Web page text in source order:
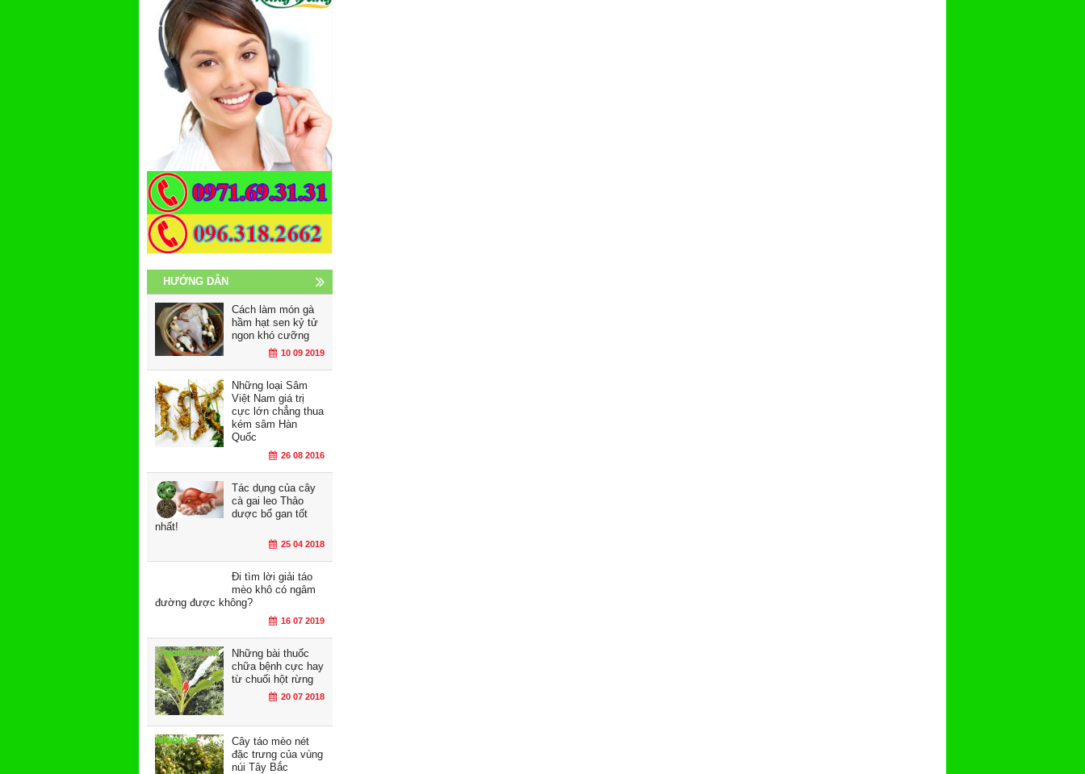
HƯỚNG DẪN
Cách làm món gà
hầm hạt sen kỷ tử
ngon khó cưỡng
10 09 2019
Những loại Sâm
Việt Nam giá trị
cực lớn chẳng thua
kém sâm Hàn
Quốc
26 08 2016
Tác dụng của cây
cà gai leo Thảo
dược bổ gan tốt
nhất!
25 04 2018
Đi tìm lời giải táo
mèo khô có ngâm
đường được không?
16 07 2019
Những bài thuốc
chữa bệnh cực hay
từ chuối hột rừng
20 07 2018
Cây táo mèo nét
đặc trưng của vùng
núi Tây Bắc